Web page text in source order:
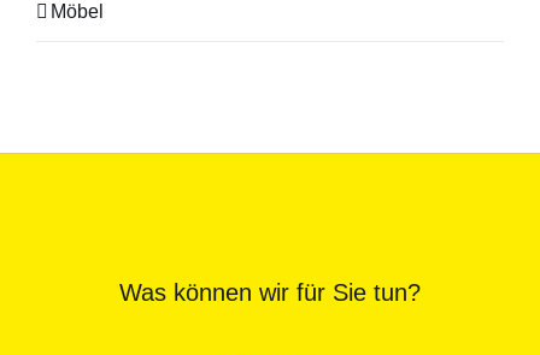
Möbel
Was können wir für Sie tun?